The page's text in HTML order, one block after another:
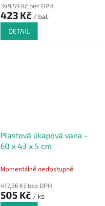
349,59 Kč bez DPH
423 Kč / bal
DETAIL
Plastová úkapová vana -
60 x 43 x 5 cm
Momentálně nedostupné
417,36 Kč bez DPH
505 Kč / ks